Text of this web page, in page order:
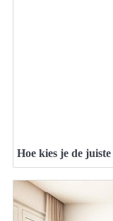
Hoe kies je de